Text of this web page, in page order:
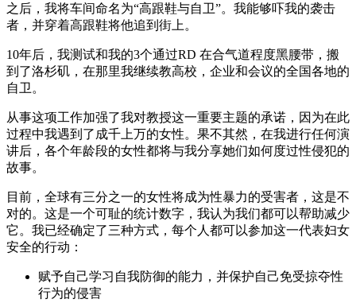
之后，我将车间命名为“高跟鞋与自卫”。我能够吓我的袭击
者，并穿着高跟鞋将他追到街上。
10年后，我测试和我的3个通过RD 在合气道程度黑腰带，搬
到了洛杉矶，在那里我继续教高校，企业和会议的全国各地的
自卫。
从事这项工作加强了我对教授这一重要主题的承诺，因为在此
过程中我遇到了成千上万的女性。果不其然，在我进行任何演
讲后，各个年龄段的女性都将与我分享她们如何度过性侵犯的
故事。
目前，全球有三分之一的女性将成为性暴力的受害者，这是不
对的。这是一个可耻的统计数字，我认为我们都可以帮助减少
它。我已经确定了三种方式，每个人都可以参加这一代表妇女
安全的行动：
赋予自己学习自我防御的能力，并保护自己免受掠夺性
行为的侵害